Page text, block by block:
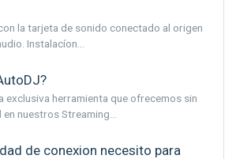
la tarjeta de sonido conectado al origen
Instalacíon...
exclusiva herramienta que ofrecemos sin
nuestros Streaming...
de conexion necesito para